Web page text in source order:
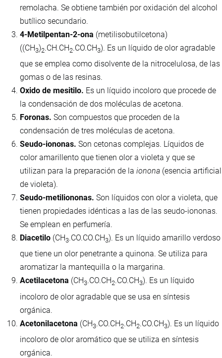
remolacha. Se obtiene también por oxidación del alcohol
butílico secundario.
4-Metilpentan-2-ona (metilisobutilcetona)
((CH3)2.CH.CH2.CO.CH3). Es un líquido de olor agradable
que se emplea como disolvente de la nitrocelulosa, de las
gomas o de las resinas.
Oxido de mesitilo. Es un líquido incoloro que procede de
la condensación de dos moléculas de acetona.
Foronas. Son compuestos que proceden de la
condensación de tres moléculas de acetona.
Seudo-iononas. Son cetonas complejas. Líquidos de
color amarillento que tienen olor a violeta y que se
utilizan para la preparación de la ionona (esencia artificial
de violeta).
Seudo-metiliononas. Son líquidos con olor a violeta, que
tienen propiedades idénticas a las de las seudo-iononas.
Se emplean en perfumería.
Diacetilo (CH3.CO.CO.CH3). Es un líquido amarillo verdoso
que tiene un olor penetrante a quinona. Se utiliza para
aromatizar la mantequilla o la margarina.
Acetilacetona (CH3.CO.CH2.CO.CH3). Es un líquido
incoloro de olor agradable que se usa en síntesis
orgánica.
Acetonilacetona (CH3.CO.CH2.CH2.CO.CH3). Es un líquido
incoloro de olor aromático que se utiliza en síntesis
orgánica.